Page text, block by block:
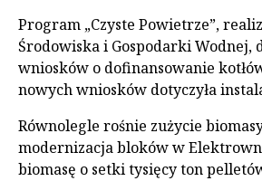
Program „Czyste Powietrze”,
Środowiska i Gospodarki Wodnej,
wniosków o dofinansowanie
nowych wniosków dotyczyła
Równolegle rośnie zużycie
modernizacja bloków w
biomasę o setki tysięcy ton